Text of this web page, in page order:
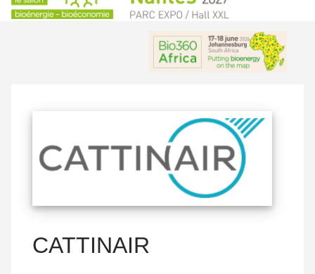
CATTINAIR